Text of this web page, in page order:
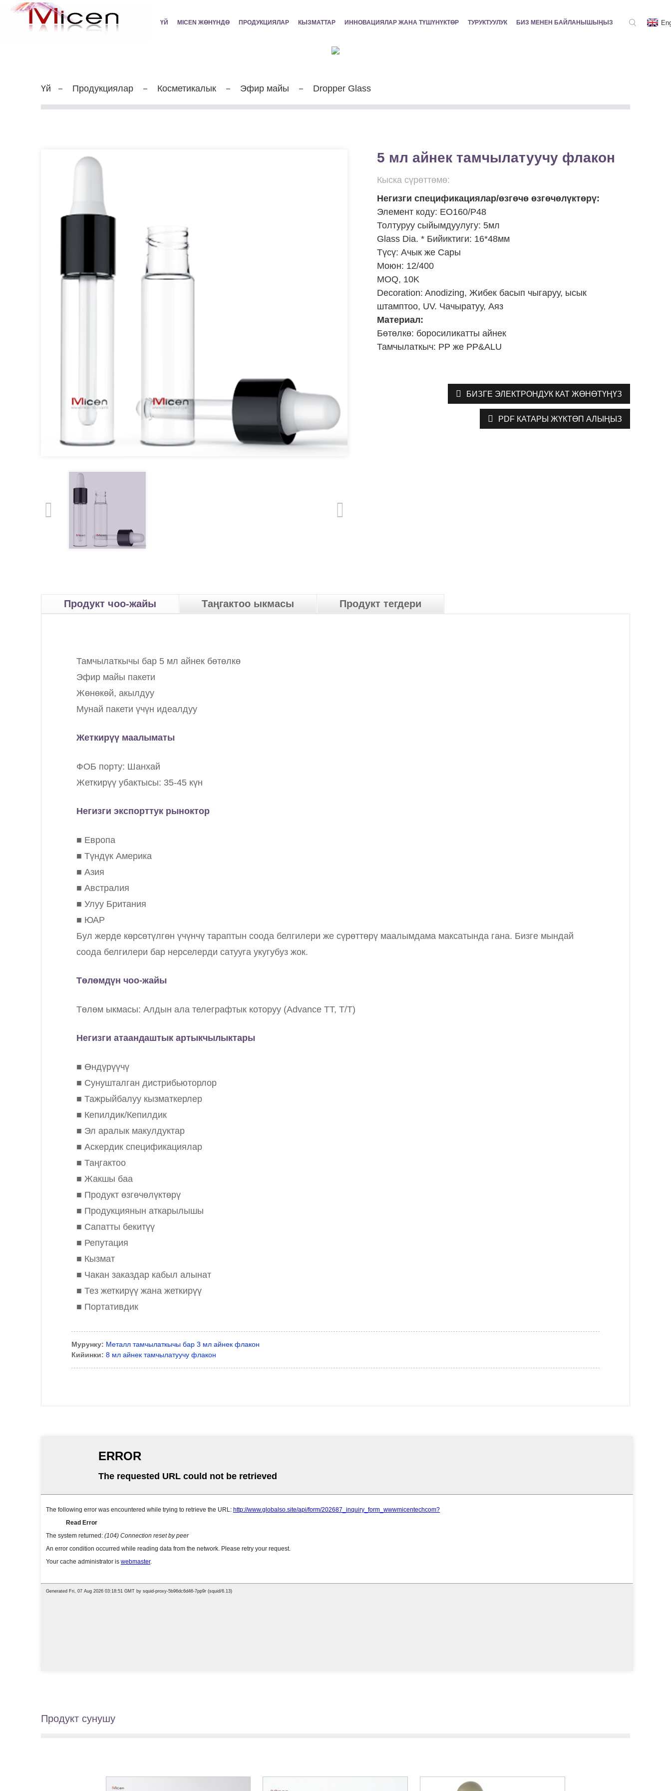
ҮЙ MICEN ЖӨНҮНДӨ ПРОДУКЦИЯЛАР КЫЗМАТТАР ИННОВАЦИЯЛАР ЖАНА ТҮШҮНҮКТӨР ТУРУКТУУЛУК БИЗ МЕНЕН БАЙЛАНЫШЫҢЫЗ
Үй Продукциялар Косметикалык Эфир майы Dropper Glass
5 мл айнек тамчылатуучу флакон
Кыска сүрөттөмө:
Негизги спецификациялар/өзгөчө өзгөчөлүктөрү:
Элемент коду: EO160/P48
Толтуруу сыйымдуулугу: 5мл
Glass Dia. * Бийиктиги: 16*48мм
Түсү: Ачык же Сары
Моюн: 12/400
MOQ, 10K
Decoration: Anodizing, Жибек басып чыгаруу, ысык
штамптоо, UV. Чачыратуу, Аяз
Материал:
Бөтөлкө: боросиликатты айнек
Тамчылаткыч: PP же PP&ALU
БИЗГЕ ЭЛЕКТРОНДУК КАТ ЖӨНӨТҮҢҮЗ
PDF КАТАРЫ ЖҮКТӨП АЛЫҢЫЗ
Продукт чоо-жайы Таңгактоо ыкмасы Продукт тегдери
Тамчылаткычы бар 5 мл айнек бөтөлкө
Эфир майы пакети
Жөнөкөй, акылдуу
Мунай пакети үчүн идеалдуу
Жеткирүү маалыматы
ФОБ порту: Шанхай
Жеткирүү убактысы: 35-45 күн
Негизги экспорттук рыноктор
■ Европа
■ Түндүк Америка
■ Азия
■ Австралия
■ Улуу Британия
■ ЮАР
Бул жерде көрсөтүлгөн үчүнчү тараптын соода белгилери же сүрөттөрү маалымдама максатында гана. Бизге мындай
соода белгилери бар нерселерди сатууга укугубуз жок.
Төлөмдүн чоо-жайы
Төлөм ыкмасы: Алдын ала телеграфтык которуу (Advance TT, T/T)
Негизги атаандаштык артыкчылыктары
■ Өндүрүүчү
■ Сунушталган дистрибьюторлор
■ Тажрыйбалуу кызматкерлер
■ Кепилдик/Кепилдик
■ Эл аралык макулдуктар
■ Аскердик спецификациялар
■ Таңгактоо
■ Жакшы баа
■ Продукт өзгөчөлүктөрү
■ Продукциянын аткарылышы
■ Сапатты бекитүү
■ Репутация
■ Кызмат
■ Чакан заказдар кабыл алынат
■ Тез жеткирүү жана жеткирүү
■ Портативдик
Мурунку: Металл тамчылаткычы бар 3 мл айнек флакон
Кийинки: 8 мл айнек тамчылатуучу флакон
Продукт сунушу